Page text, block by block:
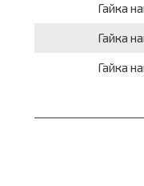
Гайка
Гайка
Гайка